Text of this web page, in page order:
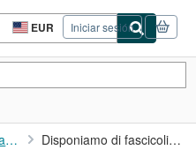
EUR
Preferencias
de
del
Iniciar sesión
BUFFALO BILL L'Eroe Italiano della Prateria. Disponiamo di fascicoli dal n° 1 al n° 50.